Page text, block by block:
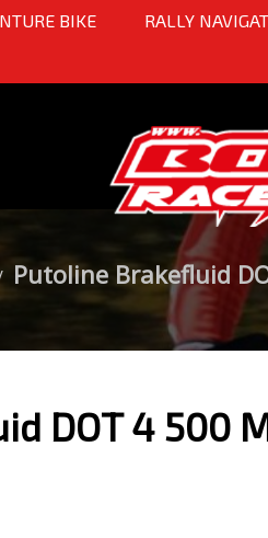
BIKE RALLY
Putoline Brakefluid
DOT 4 500